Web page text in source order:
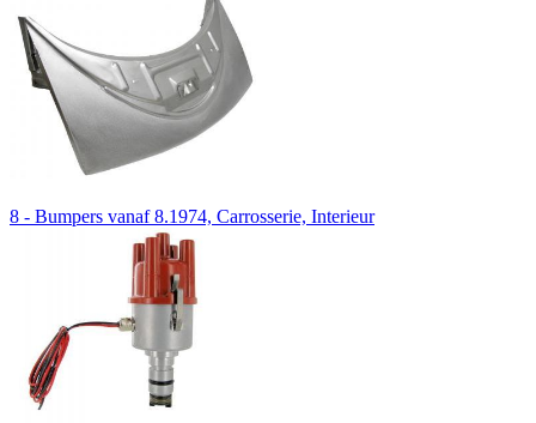
8 - Bumpers vanaf 8.1974, Carrosserie, Interieur